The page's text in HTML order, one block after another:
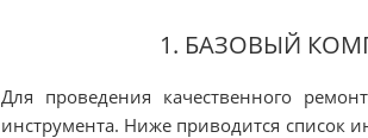
1. БАЗОВЫЙ
Для проведения качественного
инструмента. Ниже приводится список